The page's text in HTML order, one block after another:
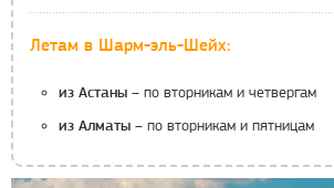
Летам в Шарм-эль-Шейх:
из Астаны – по вторникам и четвергам
из Алматы – по вторникам и пятницам